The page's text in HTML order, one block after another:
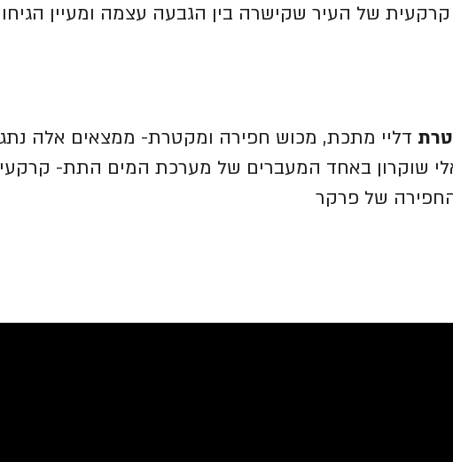
של העיר שקישרה בין הגבעה עצמה ומעיין
דליי מתכת, מכוש חפירה ומקטרת- ממצאים אלה
שוקרון באחד המעברים של מערכת המים התת-
של פרקר